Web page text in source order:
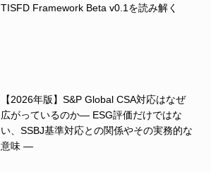
TISFD Framework Beta v0.1を読み解く
【2026年版】S&P Global CSA対応はなぜ
広がっているのか― ESG評価だけではな
い、SSBJ基準対応との関係やその実務的な
意味 ―